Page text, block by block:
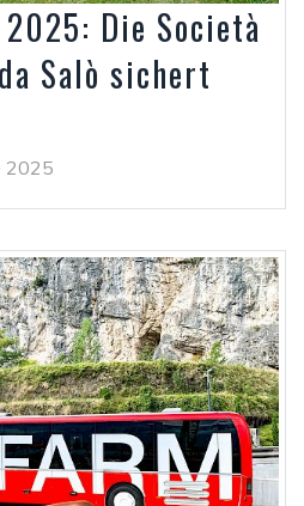
Die Società
Salò sichert
2025